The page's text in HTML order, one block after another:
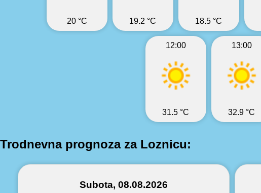
20 °C 19.2 °C 18.5 °C
12:00
31.5 °C
13:00
32.9 °C
Trodnevna prognoza za Loznicu:
Subota, 08.08.2026